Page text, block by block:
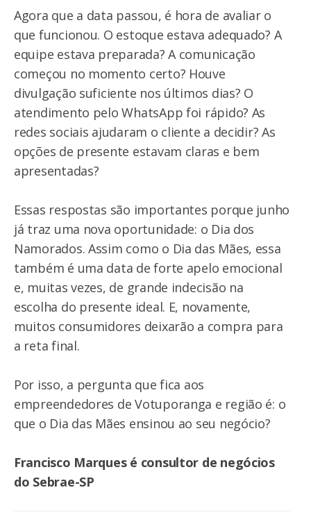
Agora que a data passou, é hora de avaliar o
que funcionou. O estoque estava adequado? A
equipe estava preparada? A comunicação
começou no momento certo? Houve
divulgação suficiente nos últimos dias? O
atendimento pelo WhatsApp foi rápido? As
redes sociais ajudaram o cliente a decidir? As
opções de presente estavam claras e bem
apresentadas?
Essas respostas são importantes porque junho
já traz uma nova oportunidade: o Dia dos
Namorados. Assim como o Dia das Mães, essa
também é uma data de forte apelo emocional
e, muitas vezes, de grande indecisão na
escolha do presente ideal. E, novamente,
muitos consumidores deixarão a compra para
a reta final.
Por isso, a pergunta que fica aos
empreendedores de Votuporanga e região é: o
que o Dia das Mães ensinou ao seu negócio?
Francisco Marques é consultor de negócios
do Sebrae-SP